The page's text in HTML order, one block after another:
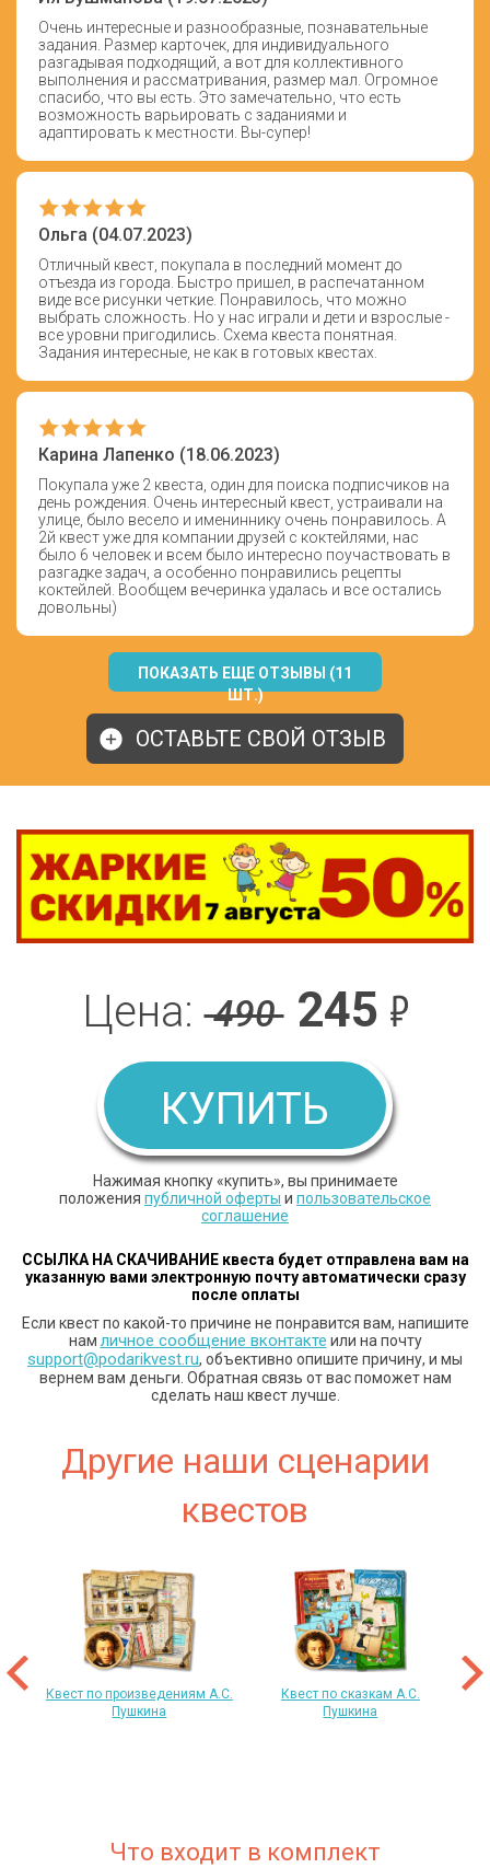
Очень интересные и разнообразные, познавательные
задания. Размер карточек, для индивидуального
разгадывая подходящий, а вот для коллективного
выполнения и рассматривания, размер мал. Огромное
спасибо, что вы есть. Это замечательно, что есть
возможность варьировать с заданиями и
адаптировать к местности. Вы-супер!
Ольга (04.07.2023)
Отличный квест, покупала в последний момент до
отъезда из города. Быстро пришел, в распечатанном
виде все рисунки четкие. Понравилось, что можно
выбрать сложность. Но у нас играли и дети и взрослые -
все уровни пригодились. Схема квеста понятная.
Задания интересные, не как в готовых квестах.
Карина Лапенко (18.06.2023)
Покупала уже 2 квеста, один для поиска подписчиков на
день рождения. Очень интересный квест, устраивали на
улице, было весело и имениннику очень понравилось. А
2й квест уже для компании друзей с коктейлями, нас
было 6 человек и всем было интересно поучаствовать в
разгадке задач, а особенно понравились рецепты
коктейлей. Вообщем вечеринка удалась и все остались
довольны)
ПОКАЗАТЬ ЕЩЕ ОТЗЫВЫ (11
ШТ.)
ОСТАВЬТЕ СВОЙ ОТЗЫВ
Цена:490245 ₽
КУПИТЬ
Нажимая кнопку «купить», вы принимаете
положения публичной оферты и пользовательское
соглашение
ССЫЛКА НА СКАЧИВАНИЕ квеста будет отправлена вам на
указанную вами электронную почту автоматически сразу
после оплаты
Если квест по какой-то причине не понравится вам, напишите
нам личное сообщение вконтакте или на почту
support@podarikvest.ru, объективно опишите причину, и мы
вернем вам деньги. Обратная связь от вас поможет нам
сделать наш квест лучше.
Другие наши сценарии
квестов
Квест по произведениям А.С.
Пушкина
Квест по сказкам А.С.
Пушкина
Что входит в комплект